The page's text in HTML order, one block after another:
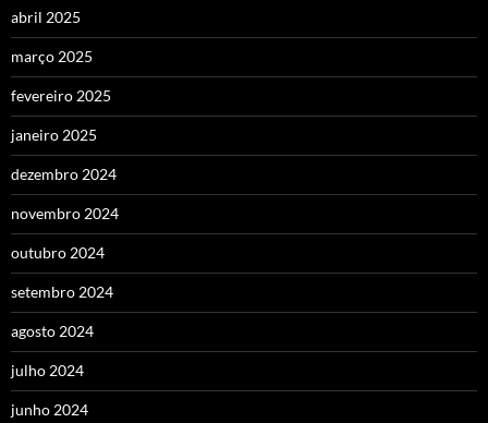
abril 2025
março 2025
fevereiro 2025
janeiro 2025
dezembro 2024
novembro 2024
outubro 2024
setembro 2024
agosto 2024
julho 2024
junho 2024